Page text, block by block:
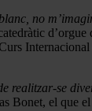
no
se
Bonet, el que el